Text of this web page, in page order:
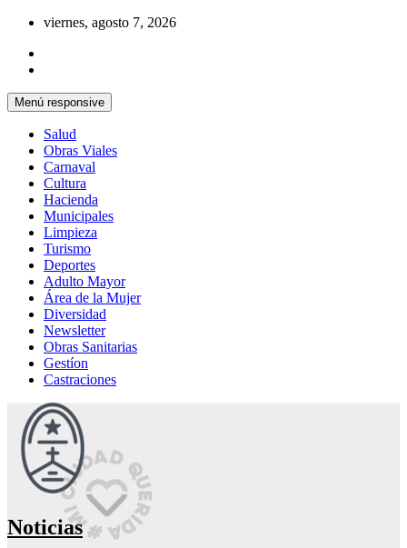
Saltar
contenido
viernes, agosto 7, 2026
Menú responsive
Salud
Obras Viales
Carnaval
Cultura
Hacienda
Municipales
Limpieza
Turismo
Deportes
Adulto Mayor
Área de la Mujer
Diversidad
Newsletter
Obras Sanitarias
Gestíon
Castraciones
Noticias